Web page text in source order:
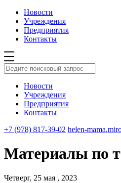
Новости
Учреждения
Предприятия
Контакты
Новости
Учреждения
Предприятия
Контакты
+7 (978) 817-39-02 helen-
Материалы по
Четверг, 25 мая , 2023